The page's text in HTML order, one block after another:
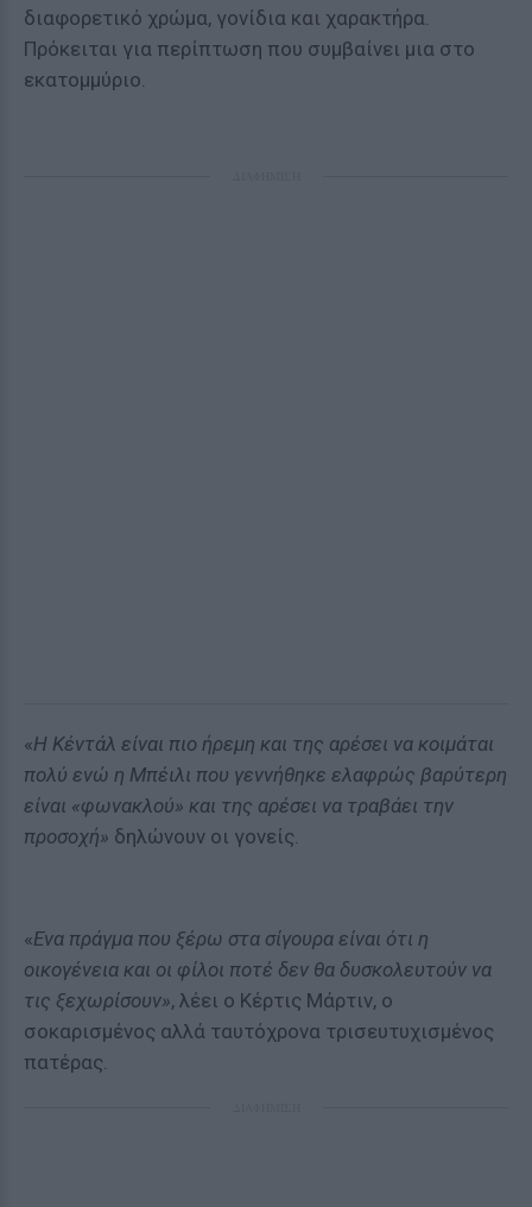
διαφορετικό χρώμα, γονίδια και χαρακτήρα.
Πρόκειται για περίπτωση που συμβαίνει μια στο
εκατομμύριο.
«Η Κέντάλ είναι πιο ήρεμη και της αρέσει να κοιμάται
πολύ ενώ η Μπέιλι που γεννήθηκε ελαφρώς βαρύτερη
είναι «φωνακλού» και της αρέσει να τραβάει την
προσοχή» δηλώνουν οι γονείς.
«Ενα πράγμα που ξέρω στα σίγουρα είναι ότι η
οικογένεια και οι φίλοι ποτέ δεν θα δυσκολευτούν να
τις ξεχωρίσουν», λέει ο Κέρτις Μάρτιν, ο
σοκαρισμένος αλλά ταυτόχρονα τρισευτυχισμένος
πατέρας.